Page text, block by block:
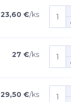
23,60 €/ks
27 €/ks
29,50 €/ks